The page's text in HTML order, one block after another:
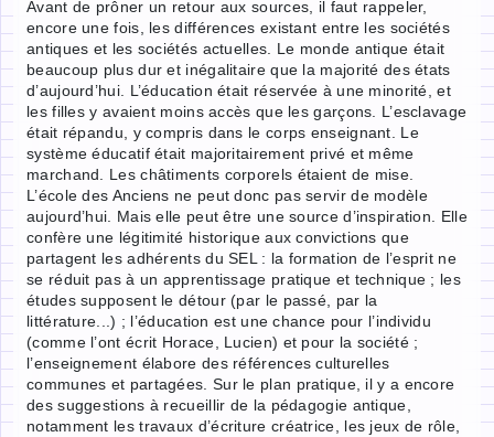
Avant de prôner un retour aux sources, il faut rappeler,
encore une fois, les différences existant entre les sociétés
antiques et les sociétés actuelles. Le monde antique était
beaucoup plus dur et inégalitaire que la majorité des états
d’aujourd’hui. L’éducation était réservée à une minorité, et
les filles y avaient moins accès que les garçons. L’esclavage
était répandu, y compris dans le corps enseignant. Le
système éducatif était majoritairement privé et même
marchand. Les châtiments corporels étaient de mise.
L’école des Anciens ne peut donc pas servir de modèle
aujourd’hui. Mais elle peut être une source d’inspiration. Elle
confère une légitimité historique aux convictions que
partagent les adhérents du SEL : la formation de l’esprit ne
se réduit pas à un apprentissage pratique et technique ; les
études supposent le détour (par le passé, par la
littérature...) ; l’éducation est une chance pour l’individu
(comme l’ont écrit Horace, Lucien) et pour la société ;
l’enseignement élabore des références culturelles
communes et partagées. Sur le plan pratique, il y a encore
des suggestions à recueillir de la pédagogie antique,
notamment les travaux d’écriture créatrice, les jeux de rôle,